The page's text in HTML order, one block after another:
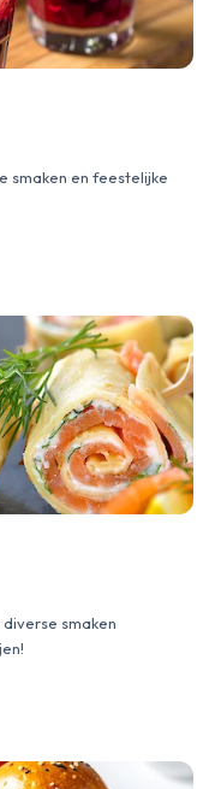
smaken en feestelijke
smaken